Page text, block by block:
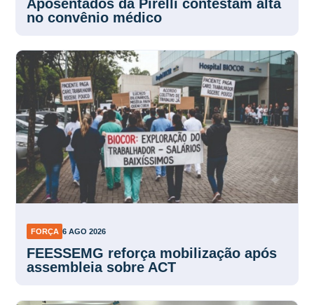
Aposentados da Pirelli contestam alta
no convênio médico
FORÇA 6 AGO 2026
FEESSEMG reforça mobilização após
assembleia sobre ACT